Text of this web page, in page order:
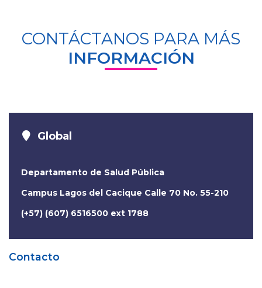
CONTÁCTANOS PARA MÁS
INFORMACIÓN
Global
Departamento de Salud Pública
Campus Lagos del Cacique Calle 70 No. 55-210
(+57) (607) 6516500 ext 1788
Contacto